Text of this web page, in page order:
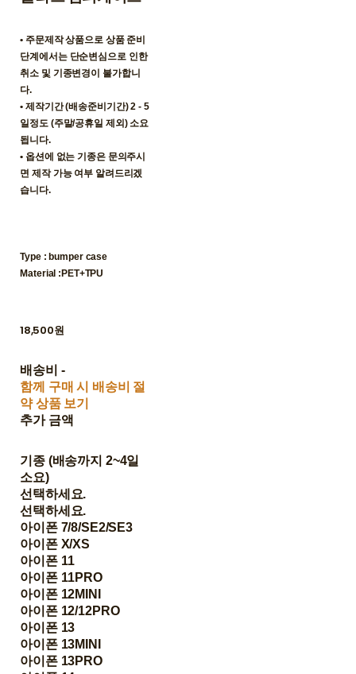
• 주문제작 상품으로 상품 준비
단계에서는 단순변심으로 인한
취소 및 기종변경이 불가합니
다.
• 제작기간 (배송준비기간) 2 - 5
일정도 (주말/공휴일 제외) 소요
됩니다.
• 옵션에 없는 기종은 문의주시
면 제작 가능 여부 알려드리겠
습니다.
Type : bumper case
Material :PET+TPU
18,500원
배송비 -
함께 구매 시 배송비 절
약 상품 보기
추가 금액
기종 (배송까지 2~4일
소요)
선택하세요.
선택하세요.
아이폰 7/8/SE2/SE3
아이폰 X/XS
아이폰 11
아이폰 11PRO
아이폰 12MINI
아이폰 12/12PRO
아이폰 13
아이폰 13MINI
아이폰 13PRO